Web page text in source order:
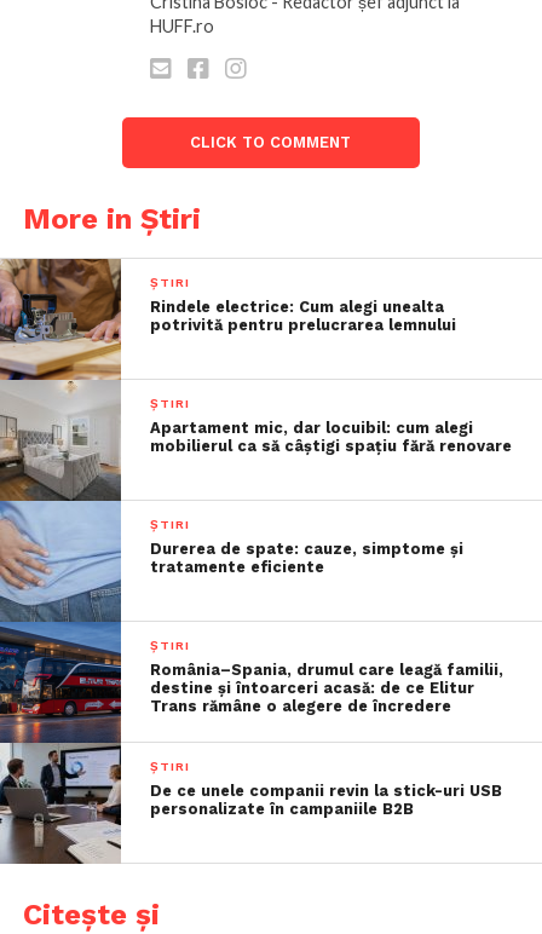
HUFF.ro
CLICK TO COMMENT
More in Știri
ȘTIRI
Rindele electrice: Cum alegi unealta
potrivită pentru prelucrarea lemnului
ȘTIRI
Apartament mic, dar locuibil: cum alegi
mobilierul ca să câștigi spațiu fără renovare
ȘTIRI
Durerea de spate: cauze, simptome și
tratamente eficiente
ȘTIRI
România–Spania, drumul care leagă familii,
destine și întoarceri acasă: de ce Elitur
Trans rămâne o alegere de încredere
ȘTIRI
De ce unele companii revin la stick-uri USB
personalizate în campaniile B2B
Citește și